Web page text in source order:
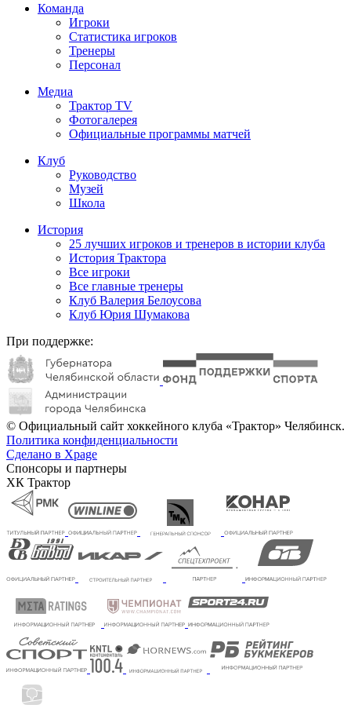
Команда
Игроки
Статистика игроков
Тренеры
Персонал
Медиа
Трактор TV
Фотогалерея
Официальные программы матчей
Клуб
Руководство
Музей
Школа
История
25 лучших игроков и тренеров в истории клуба
История Трактора
Все игроки
Все главные тренеры
Клуб Валерия Белоусова
Клуб Юрия Шумакова
При поддержке:
© Официальный сайт хоккейного клуба «Трактор» Челябинск.
Политика конфиденциальности
Сделано в Xpage
Спонсоры и партнеры
ХК Трактор